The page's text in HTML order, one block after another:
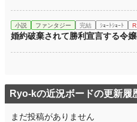
小説 ファンタジー 完結 ｼｮｰﾄｼｮｰﾄ
婚約破棄されて勝利宣言する令
Ryo-kの近況ボードの更新履
まだ投稿がありません